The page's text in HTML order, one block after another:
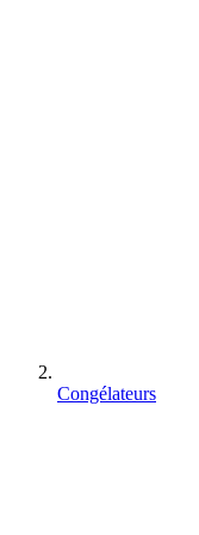
Congélateurs